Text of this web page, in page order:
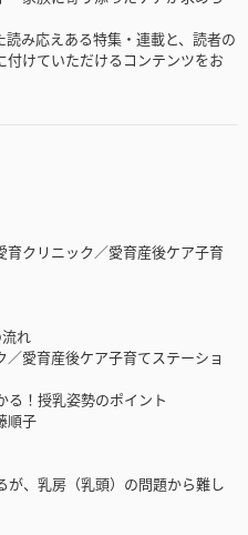
読み応えある特集・連載と、読者の
けていただけるコンテンツをお
クリニック／愛育産後ケア子育
れ
愛育産後ケア子育てステーショ
！授乳姿勢のポイント
順子
、乳房（乳頭）の問題から難し